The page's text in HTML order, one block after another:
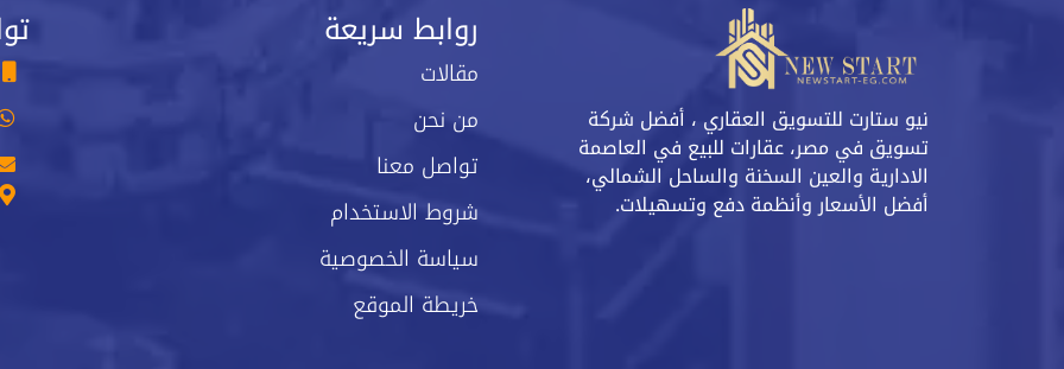
نيو ستارت للتسويق العقاري ، أفضل شركة
تسويق في مصر، عقارات للبيع في العاصمة
الادارية والعين السخنة والساحل الشمالي،
أفضل الأسعار وأنظمة دفع وتسهيلات.
روابط سريعة
مقالات
من نحن
تواصل معنا
شروط الاستخدام
سياسة الخصوصية
خريطة الموقع